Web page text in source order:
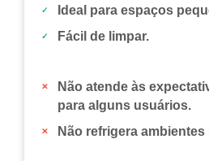
Ideal para espaços
Fácil de limpar.
Não atende às
para alguns usuários.
Não refrigera ambientes